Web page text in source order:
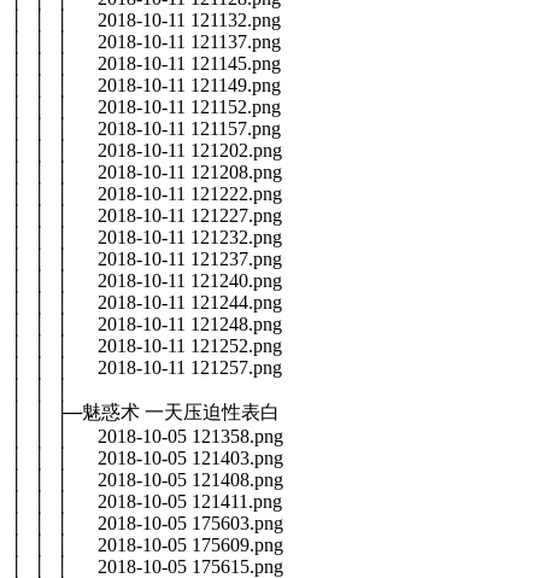
│ │ │ 2018-10-11 121132.png
│ │ │ 2018-10-11 121137.png
│ │ │ 2018-10-11 121145.png
│ │ │ 2018-10-11 121149.png
│ │ │ 2018-10-11 121152.png
│ │ │ 2018-10-11 121157.png
│ │ │ 2018-10-11 121202.png
│ │ │ 2018-10-11 121208.png
│ │ │ 2018-10-11 121222.png
│ │ │ 2018-10-11 121227.png
│ │ │ 2018-10-11 121232.png
│ │ │ 2018-10-11 121237.png
│ │ │ 2018-10-11 121240.png
│ │ │ 2018-10-11 121244.png
│ │ │ 2018-10-11 121248.png
│ │ │ 2018-10-11 121252.png
│ │ │ 2018-10-11 121257.png
│ │ ├─魅惑术 一天压迫性表白
│ │ │ 2018-10-05 121358.png
│ │ │ 2018-10-05 121403.png
│ │ │ 2018-10-05 121408.png
│ │ │ 2018-10-05 121411.png
│ │ │ 2018-10-05 175603.png
│ │ │ 2018-10-05 175609.png
│ │ │ 2018-10-05 175615.png